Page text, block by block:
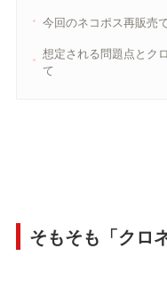
今回のネコポス再販売
想定される問題点とク
て
そもそも「クロ